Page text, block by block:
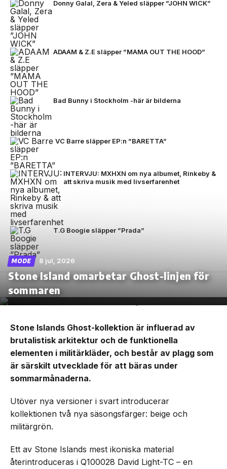
Donny Galal, Zera & Yeled släpper ”JOHN WICK”
ADAAM & Z.E släpper ”MAMA OUT THE HOOD”
Bad Bunny i Stockholm -här är bilderna
VC Barre släpper EP:n ”BARETTA”
INTERVJU: MXHXN om nya albumet, Rinkeby &
att skriva musik med livserfarenhet
T.G Boogie släpper ”Prada”
MODE 8 jul, 2026
Stone Island omarbetar Ghost-linjen för
sommaren
Stone Islands Ghost-kollektion är influerad av
brutalistisk arkitektur och de funktionella
elementen i militärkläder, och består av plagg som
är särskilt utvecklade för att bäras under
sommarmånaderna.
Utöver nya versioner i svart introducerar
kollektionen två nya säsongsfärger: beige och
militärgrön.
Ett av Stone Islands mest ikoniska material
återintroduceras i Q100028 David Light-TC – en